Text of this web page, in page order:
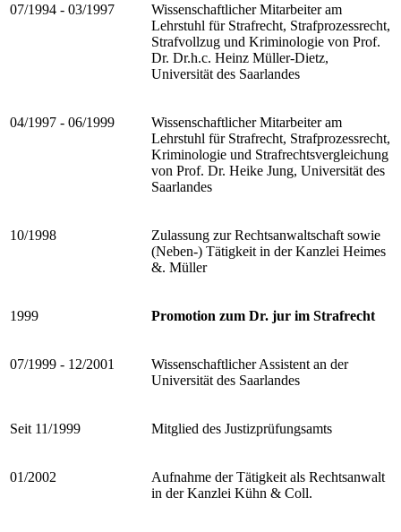
07/1994 - 03/1997
Wissenschaftlicher Mitarbeiter am
Lehrstuhl für Strafrecht, Strafprozessrecht,
Strafvollzug und Kriminologie von Prof.
Dr. Dr.h.c. Heinz Müller-Dietz,
Universität des Saarlandes
04/1997 - 06/1999
Wissenschaftlicher Mitarbeiter am
Lehrstuhl für Strafrecht, Strafprozessrecht,
Kriminologie und Strafrechtsvergleichung
von Prof. Dr. Heike Jung, Universität des
Saarlandes
10/1998
Zulassung zur Rechtsanwaltschaft sowie
(Neben-) Tätigkeit in der Kanzlei Heimes
&. Müller
1999 Promotion zum Dr. jur im Strafrecht
07/1999 - 12/2001
Wissenschaftlicher Assistent an der
Universität des Saarlandes
Seit 11/1999 Mitglied des Justizprüfungsamts
01/2002
Aufnahme der Tätigkeit als Rechtsanwalt
in der Kanzlei Kühn & Coll.